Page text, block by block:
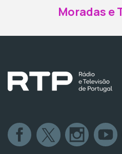
Moradas e